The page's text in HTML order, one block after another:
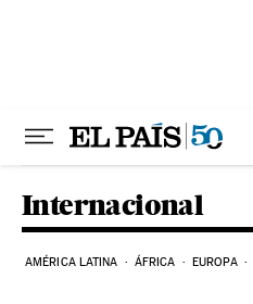
Internacional
AMÉRICA LATINA ÁFRICA EUROPA